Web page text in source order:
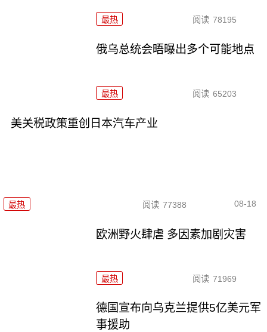
最热 阅读 78195
俄乌总统会晤曝出多个可能地点
最热 阅读 65203
美关税政策重创日本汽车产业
最热 阅读 77388 08-18
欧洲野火肆虐 多因素加剧灾害
最热 阅读 71969
德国宣布向乌克兰提供5亿美元军
事援助